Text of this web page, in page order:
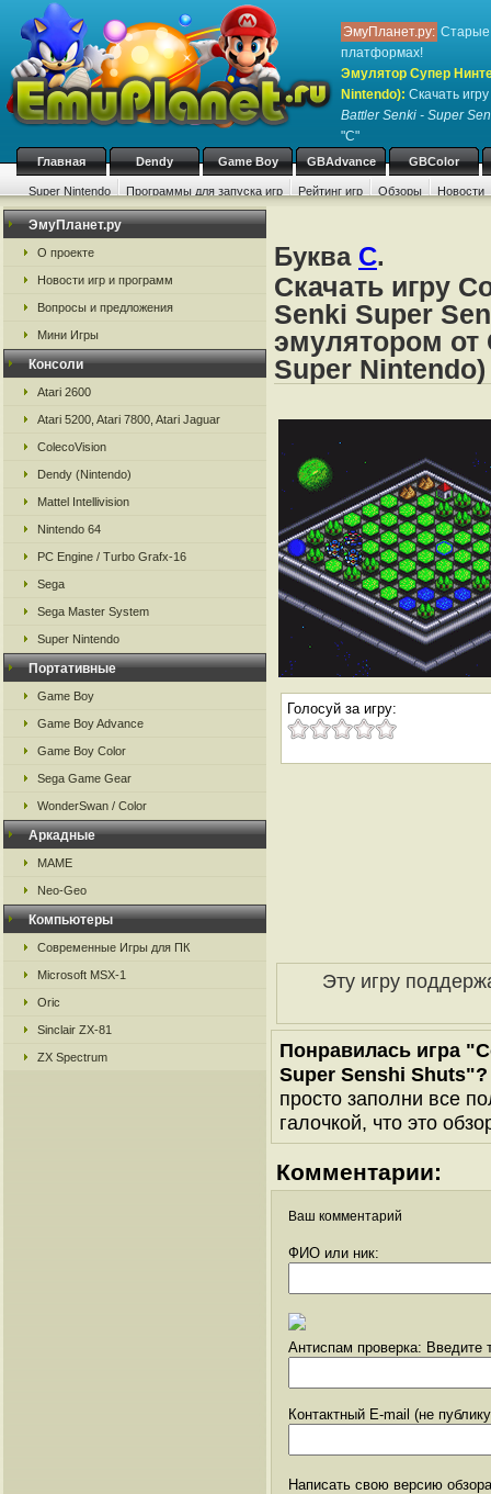
ЭмуПланет.ру: Старые
платформах!
Эмулятор Супер
Nintendo): Скачать игру
Battler Senki - Super
"C"
Главная Dendy Game Boy GBAdvance GBColor
Super Nintendo Программы для запуска игр Рейтинг игр Обзоры Новости
Игры: # A B C D E F G H
ЭмуПланет.ру
О проекте
Новости игр и программ
Вопросы и предложения
Мини Игры
Консоли
Atari 2600
Atari 5200, Atari 7800, Atari Jaguar
ColecoVision
Dendy (Nintendo)
Mattel Intellivision
Nintendo 64
PC Engine / Turbo Grafx-16
Sega
Sega Master System
Super Nintendo
Портативные
Game Boy
Game Boy Advance
Game Boy Color
Sega Game Gear
WonderSwan / Color
Аркадные
MAME
Neo-Geo
Компьютеры
Современные Игры для ПК
Microsoft MSX-1
Oric
Sinclair ZX-81
ZX Spectrum
Буква C.
Скачать игру
Senki Super
эмулятором от
Super Nintendo)
Голосуй за игру:
Эту игру
Понравилась игра
Super Senshi Shuts"?
просто заполни все
галочкой, что это
Комментарии:
Ваш комментарий
ФИО или ник:
Антиспам проверка: Введите
Контактный E-mail (не
Написать свою версию